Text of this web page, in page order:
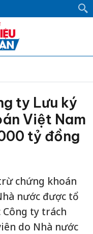
ty Lưu ký
Việt Nam
tỷ đồng
chứng khoán
nước được tổ
ty trách
do Nhà nước